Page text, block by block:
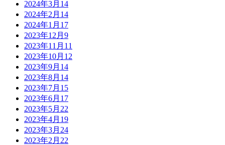
2024年3月 14
2024年2月 14
2024年1月 17
2023年12月 9
2023年11月 11
2023年10月 12
2023年9月 14
2023年8月 14
2023年7月 15
2023年6月 17
2023年5月 22
2023年4月 19
2023年3月 24
2023年2月 22